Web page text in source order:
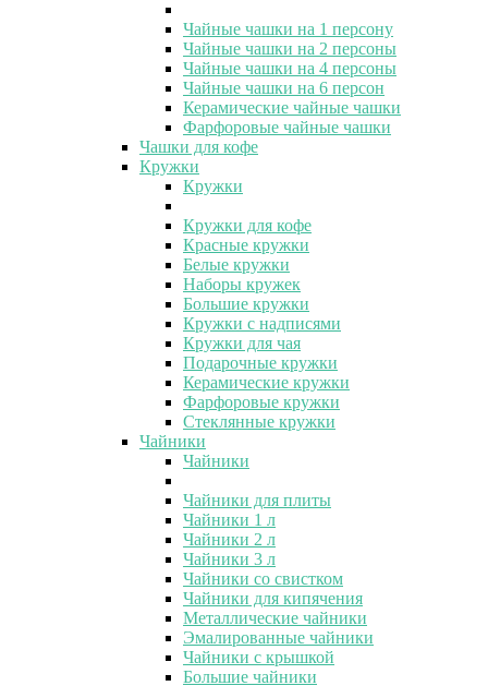
Чайные чашки на 1 персону
Чайные чашки на 2 персоны
Чайные чашки на 4 персоны
Чайные чашки на 6 персон
Керамические чайные чашки
Фарфоровые чайные чашки
Чашки для кофе
Кружки
Кружки
Кружки для кофе
Красные кружки
Белые кружки
Наборы кружек
Большие кружки
Кружки с надписями
Кружки для чая
Подарочные кружки
Керамические кружки
Фарфоровые кружки
Стеклянные кружки
Чайники
Чайники
Чайники для плиты
Чайники 1 л
Чайники 2 л
Чайники 3 л
Чайники со свистком
Чайники для кипячения
Металлические чайники
Эмалированные чайники
Чайники с крышкой
Большие чайники